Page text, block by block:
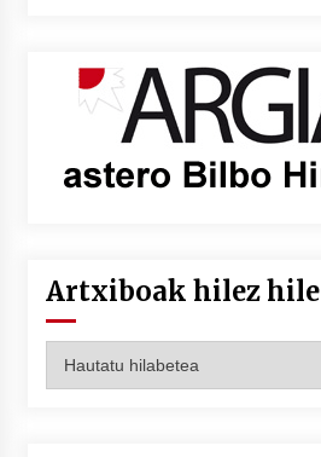
Artxiboak hilez hile
hilez